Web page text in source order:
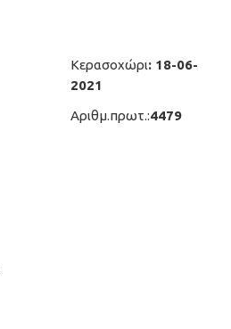
Κερασοχώρι: 18-06-
2021
Αριθμ.πρωτ.:4479